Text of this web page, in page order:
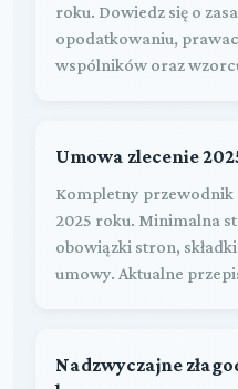
roku. Dowiedz się o
opodatkowaniu,
wspólników oraz
Umowa zlecenie
Kompletny przewodnik
2025 roku. Minimalna
obowiązki stron,
umowy. Aktualne
Nadzwyczajne